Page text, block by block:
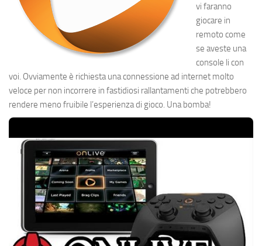
vi faranno
giocare in
remoto come
se aveste una
console li con
voi. Ovviamente è richiesta una connessione ad internet molto
veloce per non incorrere in fastidiosi rallantamenti che potrebbero
rendere meno fruibile l’esperienza di gioco. Una bomba!